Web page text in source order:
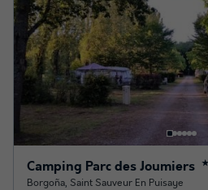
Camping Parc des Joumiers
Borgoña, Saint Sauveur En Puisaye